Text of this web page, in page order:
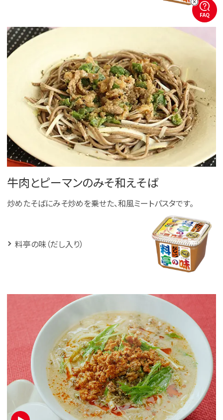
牛肉とピーマンのみそ和えそば
炒めたそばにみそ炒めを乗せた、和風ミートパスタです。
料亭の味（だし入り）
FAQ